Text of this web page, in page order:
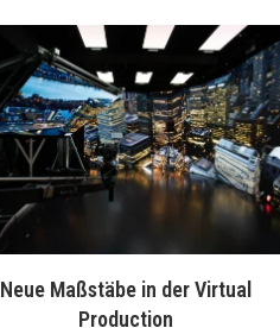
Neue Maßstäbe in der Virtual
Production